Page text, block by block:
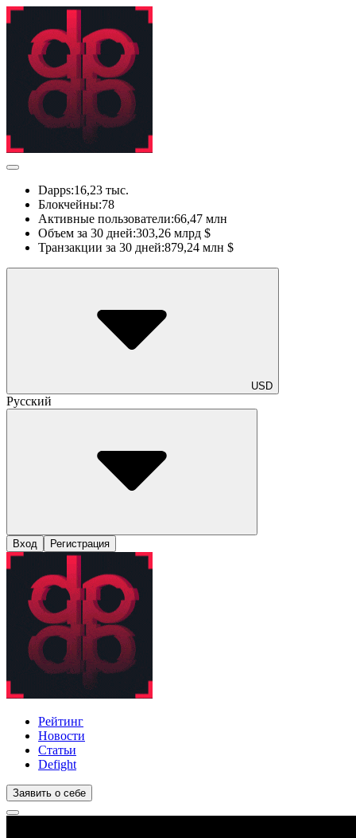
Dapps:16,23 тыс.
Блокчейны:78
Активные пользователи:66,47 млн
Объем за 30 дней:303,26 млрд $
Транзакции за 30 дней:879,24 млн $
USD
Русский
Вход Регистрация
Рейтинг
Новости
Статьи
Defight
Заявить о себе